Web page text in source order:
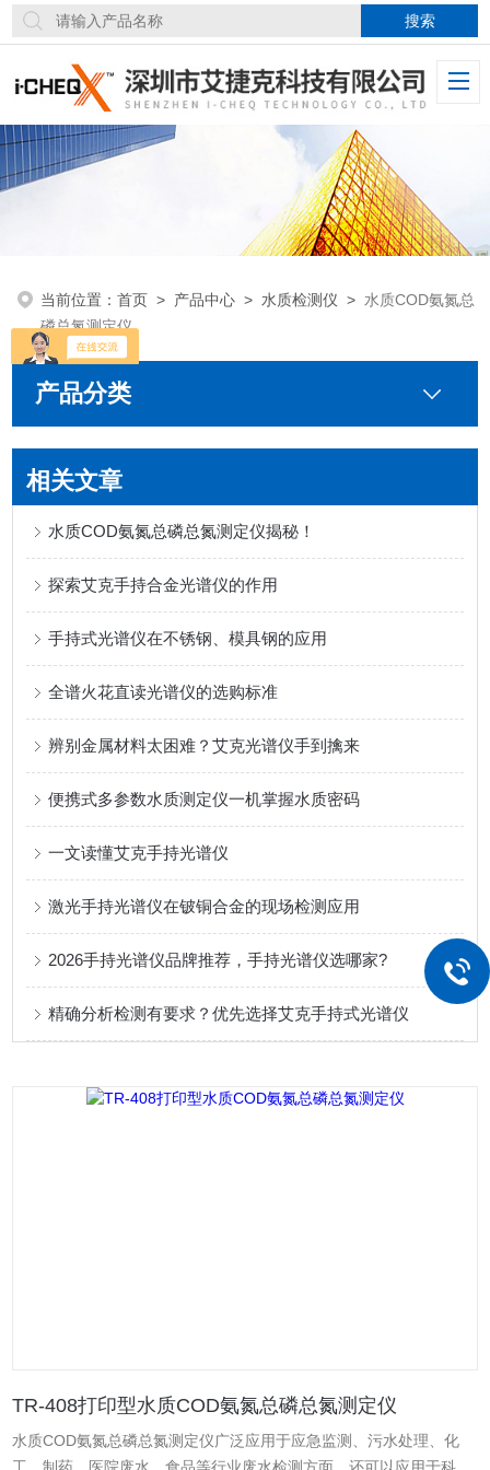
当前位置：首页 > 产品中心 > 水质检测仪 > 水质COD氨氮总
磷总氮测定仪
产品分类
相关文章
水质COD氨氮总磷总氮测定仪揭秘！
探索艾克手持合金光谱仪的作用
手持式光谱仪在不锈钢、模具钢的应用
全谱火花直读光谱仪的选购标准
辨别金属材料太困难？艾克光谱仪手到擒来
便携式多参数水质测定仪一机掌握水质密码
一文读懂艾克手持光谱仪
激光手持光谱仪在铍铜合金的现场检测应用
2026手持光谱仪品牌推荐，手持光谱仪选哪家?
精确分析检测有要求？优先选择艾克手持式光谱仪
TR-408打印型水质COD氨氮总磷总氮测定仪
水质COD氨氮总磷总氮测定仪广泛应用于应急监测、污水处理、化